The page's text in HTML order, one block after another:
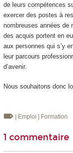
de leurs compétences
exercer des postes à
nombreuses années de
des acquis portent en
aux personnes qui s’y
leur parcours
d’avenir.
Nous souhaitons donc
| Emploi | Formation
1 commentaire